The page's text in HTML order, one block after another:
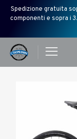
Spedizione gratuita
componenti e sopra i